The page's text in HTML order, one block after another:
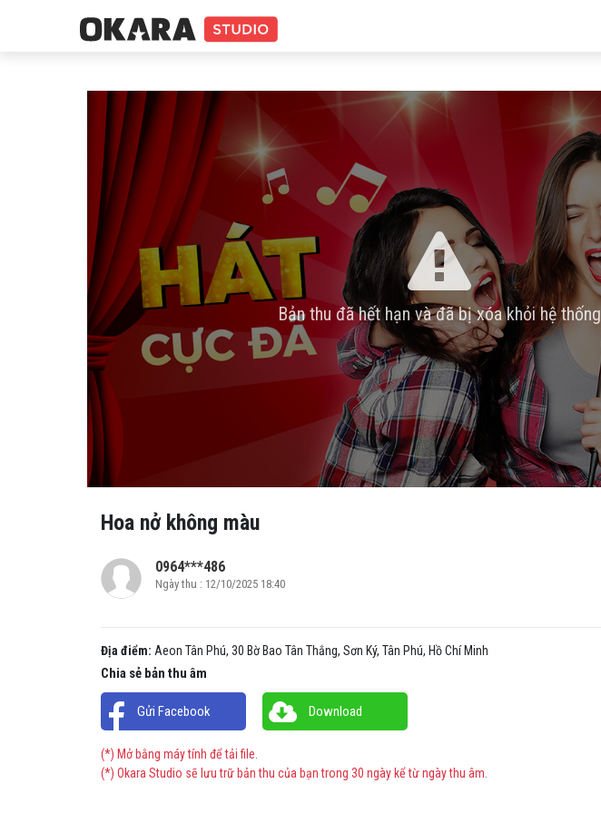
Bản thu đã hết hạn và đã bị xóa khỏi hệ thống
Hoa nở không màu
0964***486
Ngày thu : 12/10/2025 18:40
Địa điểm: Aeon Tân Phú, 30 Bờ Bao Tân Thắng, Sơn Ký, Tân Phú, Hồ Chí Minh
Chia sẻ bản thu âm
Gửi Facebook Download
(*) Mở bằng máy tính để tải file.
(*) Okara Studio sẽ lưu trữ bản thu của bạn trong 30 ngày kể từ ngày thu âm.